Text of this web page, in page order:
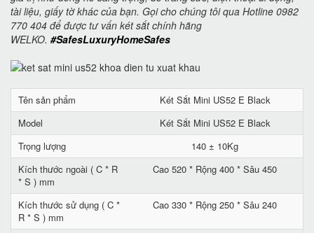
tài liệu, giấy tờ khác của bạn. Gọi cho chúng tôi qua Hotline 0982
770 404 để được tư vấn két sắt chính hãng
WELKO. #SafesLuxuryHomeSafes
Tên sản phẩm
Két Sắt Mini US52 E Black
Model
Két Sắt Mini US52 E Black
Trọng lượng
140 ± 10Kg
Kích thước ngoài ( C * R
* S ) mm
Cao 520 * Rộng 400 * Sâu 450
Kích thước sử dụng ( C *
R * S ) mm
Cao 330 * Rộng 250 * Sâu 240